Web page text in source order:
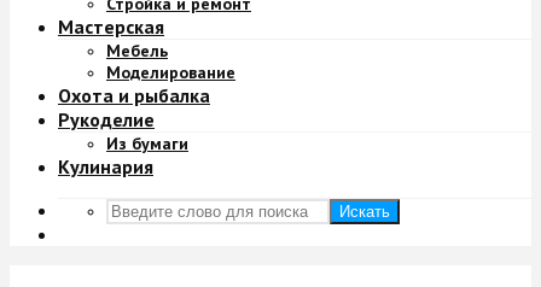
Мастерская
Мебель
Моделирование
Охота и рыбалка
Рукоделие
Из бумаги
Кулинария
Искать